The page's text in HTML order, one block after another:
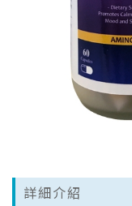
詳細介紹